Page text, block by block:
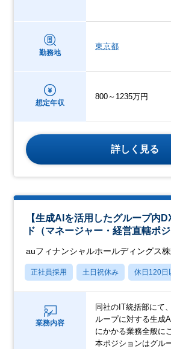
勤務地
東京都
想定年収
800～1235万円
詳しく見る
【生成AIを活用したグループ内
ド（マネージャー・経営直轄ポジ
auフィナンシャルホールディングス
正社員採用 土日祝休み 休日120日
業務内容
同社のIT統括部にて
ループに対する生成
にかかる業務全般に
本ポジションはグル